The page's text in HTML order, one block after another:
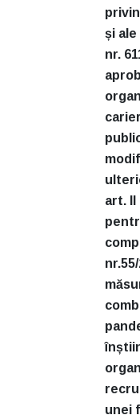
și
nr.
art. II
unei